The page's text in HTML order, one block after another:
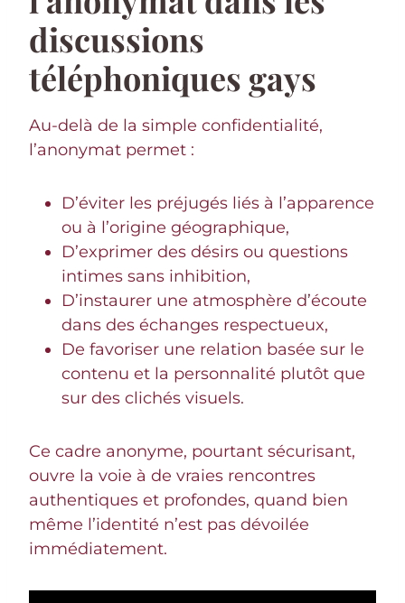
discussions
téléphoniques gays
Au-delà de la simple confidentialité,
l’anonymat permet :
D’éviter les préjugés liés à l’apparence
ou à l’origine géographique,
D’exprimer des désirs ou questions
intimes sans inhibition,
D’instaurer une atmosphère d’écoute
dans des échanges respectueux,
De favoriser une relation basée sur le
contenu et la personnalité plutôt que
sur des clichés visuels.
Ce cadre anonyme, pourtant sécurisant,
ouvre la voie à de vraies rencontres
authentiques et profondes, quand bien
même l’identité n’est pas dévoilée
immédiatement.